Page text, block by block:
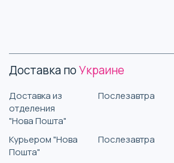
Доставка поУкраине
Доставка из
отделения
"Нова Пошта"
Послезавтра
Курьером "Нова
Пошта"
Послезавтра